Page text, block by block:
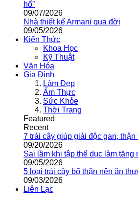
hổ”
09/07/2026
Nhà thiết kế Armani qua đời
09/05/2026
Kiến Thức
Khoa Học
Kỹ Thuật
Văn Hóa
Gia Đình
Làm Đẹp
Ẩm Thực
Sức Khỏe
Thời Trang
Featured
Recent
7 trái cây giúp giải độc gan, thận
09/20/2026
Sai lầm khi tập thể dục làm tăng
09/05/2026
5 loại trái cây bổ thận nên ăn
09/03/2026
Liên Lạc